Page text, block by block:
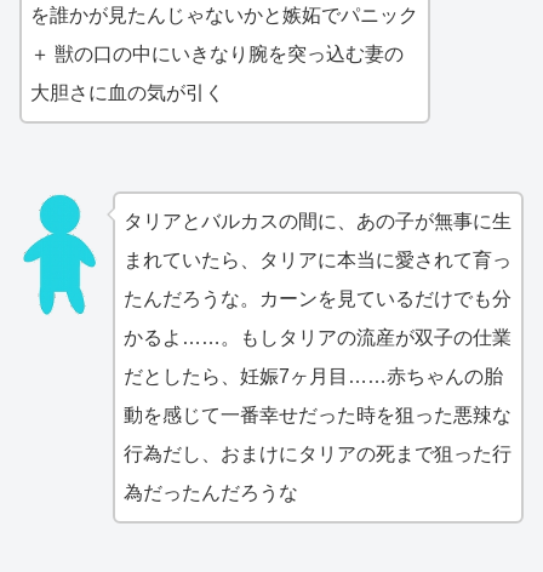
を誰かが見たんじゃないかと嫉妬でパニック
＋ 獣の口の中にいきなり腕を突っ込む妻の
大胆さに血の気が引く
タリアとバルカスの間に、あの子が無事に生
まれていたら、タリアに本当に愛されて育っ
たんだろうな。カーンを見ているだけでも分
かるよ……。もしタリアの流産が双子の仕業
だとしたら、妊娠7ヶ月目……赤ちゃんの胎
動を感じて一番幸せだった時を狙った悪辣な
行為だし、おまけにタリアの死まで狙った行
為だったんだろうな